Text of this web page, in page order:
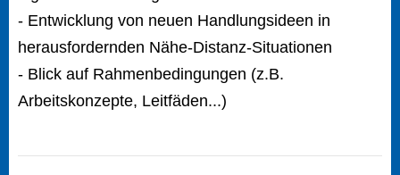
- Entwicklung von neuen Handlungsideen in
herausfordernden Nähe-Distanz-Situationen
- Blick auf Rahmenbedingungen (z.B.
Arbeitskonzepte, Leitfäden...)